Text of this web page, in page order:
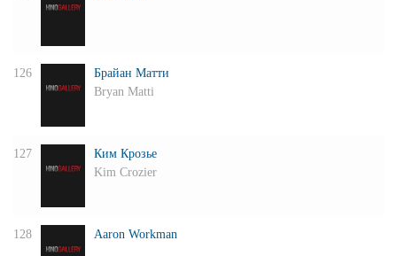
126
Брайан Матти
Bryan Matti
127
Ким Крозье
Kim Crozier
128 Aaron Workman